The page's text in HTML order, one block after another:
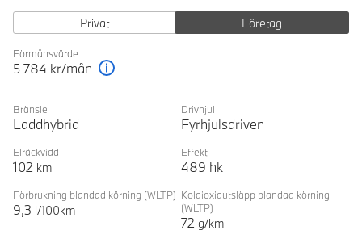
Privat Företag
Förmånsvärde
5 784 kr/mån
Bränsle
Laddhybrid
Drivhjul
Fyrhjulsdriven
Elräckvidd
102 km
Effekt
489 hk
Förbrukning blandad körning (WLTP)
9,3 l/100km
Koldioxidutsläpp blandad körning
(WLTP)
72 g/km